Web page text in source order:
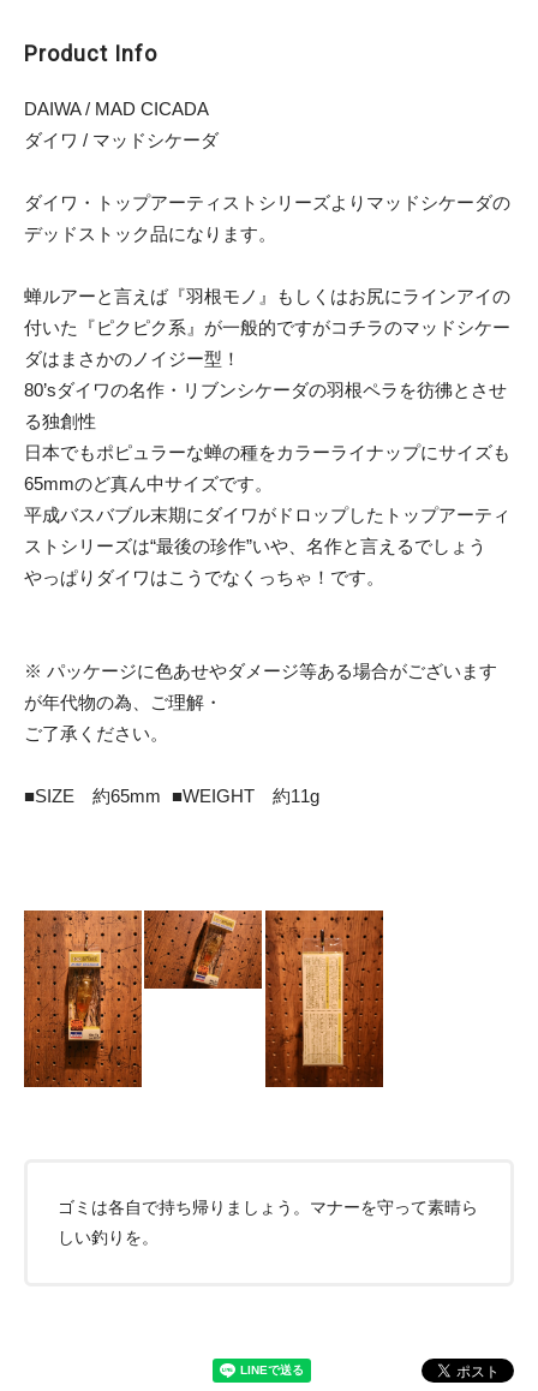
Product Info
DAIWA / MAD CICADA
ダイワ / マッドシケーダ
ダイワ・トップアーティストシリーズよりマッドシケーダの
デッドストック品になります。
蝉ルアーと言えば『羽根モノ』もしくはお尻にラインアイの
付いた『ピクピク系』が一般的ですがコチラのマッドシケー
ダはまさかのノイジー型！
80’sダイワの名作・リブンシケーダの羽根ペラを彷彿とさせ
る独創性
日本でもポピュラーな蝉の種をカラーライナップにサイズも
65mmのど真ん中サイズです。
平成バスバブル末期にダイワがドロップしたトップアーティ
ストシリーズは“最後の珍作”いや、名作と言えるでしょう
やっぱりダイワはこうでなくっちゃ！です。
※ パッケージに色あせやダメージ等ある場合がございます
が年代物の為、ご理解・
ご了承ください。
■SIZE 約65mm ■WEIGHT 約11g
ゴミは各自で持ち帰りましょう。マナーを守って素晴ら
しい釣りを。